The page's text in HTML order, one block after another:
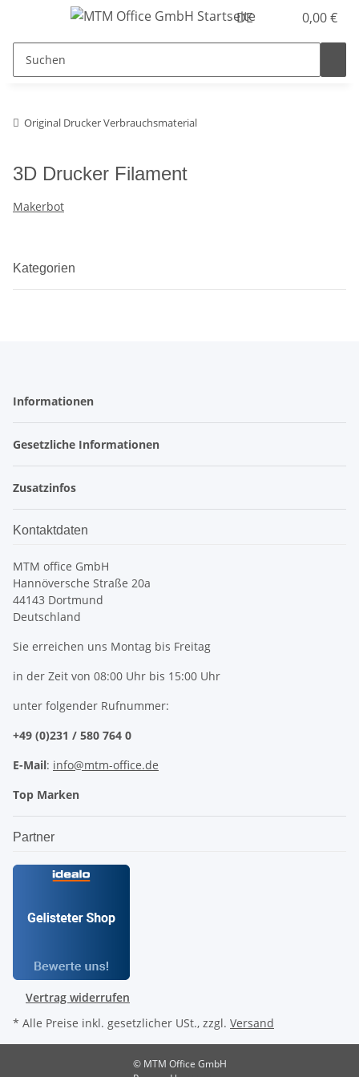
DE 0,00 €
Original Drucker Verbrauchsmaterial
3D Drucker Filament
Makerbot
Kategorien
Informationen
Gesetzliche Informationen
Zusatzinfos
Kontaktdaten
MTM office GmbH
Hannöversche Straße 20a
44143 Dortmund
Deutschland
Sie erreichen uns Montag bis Freitag
in der Zeit von 08:00 Uhr bis 15:00 Uhr
unter folgender Rufnummer:
+49 (0)231 / 580 764 0
E-Mail: info@mtm-office.de
Top Marken
Partner
Vertrag widerrufen
* Alle Preise inkl. gesetzlicher USt., zzgl. Versand
© MTM Office GmbH